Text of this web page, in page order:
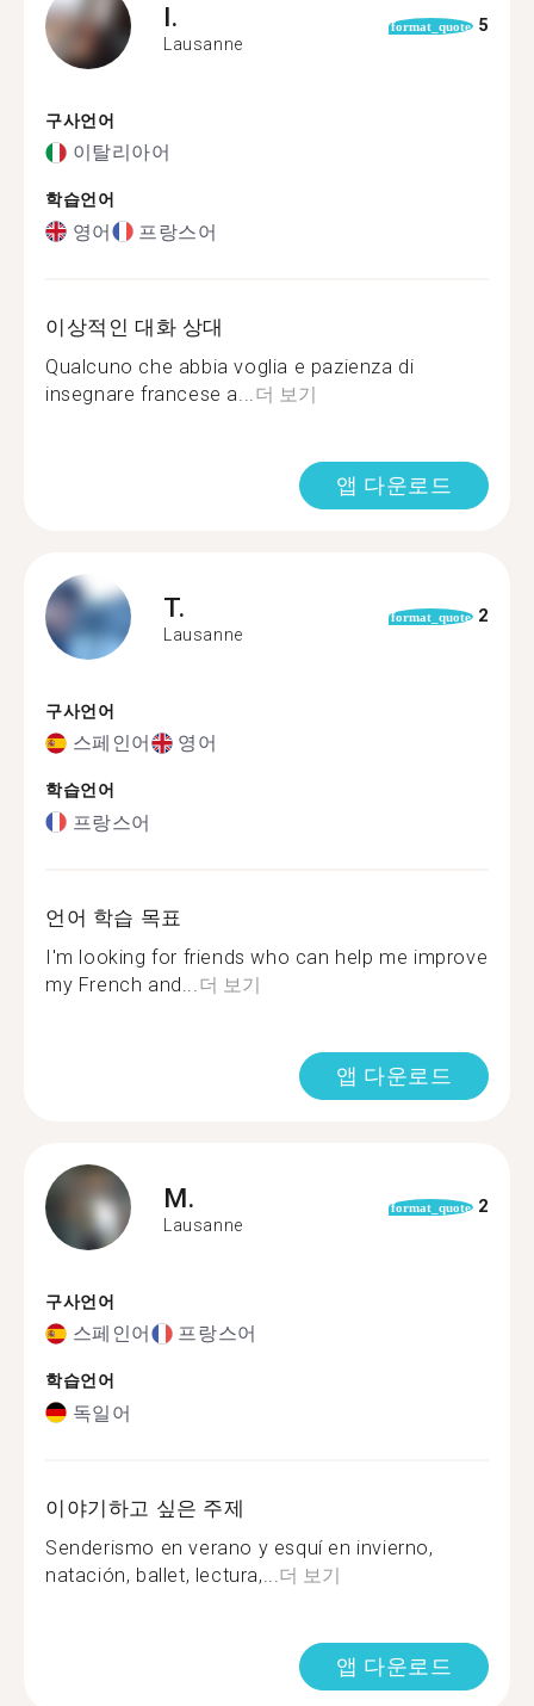
I.
Lausanne
format_quote 5
구사언어
이탈리아어
학습언어
영어 프랑스어
이상적인 대화 상대
Qualcuno che abbia voglia e pazienza di
insegnare francese a... 더 보기
앱 다운로드
T.
Lausanne
format_quote 2
구사언어
스페인어 영어
학습언어
프랑스어
언어 학습 목표
I'm looking for friends who can help me improve
my French and... 더 보기
앱 다운로드
M.
Lausanne
format_quote 2
구사언어
스페인어 프랑스어
학습언어
독일어
이야기하고 싶은 주제
Senderismo en verano y esquí en invierno,
natación, ballet, lectura,... 더 보기
앱 다운로드